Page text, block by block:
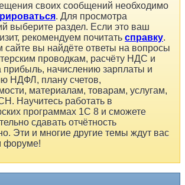
своих сообщений необходимо
. Для просмотра
выберите раздел. Если это ваш
рекомендуем почитать справку.
вы найдёте ответы на вопросы
проводкам, расчёту НДС и
прибыль, начислению зарплаты и
НДФЛ, плану счетов,
материалам, товарам, услугам,
Научитесь работать в
программах 1С 8 и сможете
сдавать отчётность
Эти и многие другие темы ждут вас
форуме!